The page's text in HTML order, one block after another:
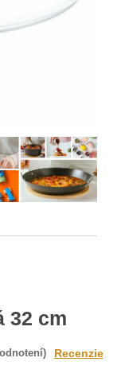
32 cm
Recenzie